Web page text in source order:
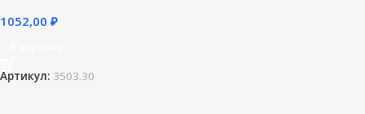
1052,00 ₽
Артикул: 3503.30